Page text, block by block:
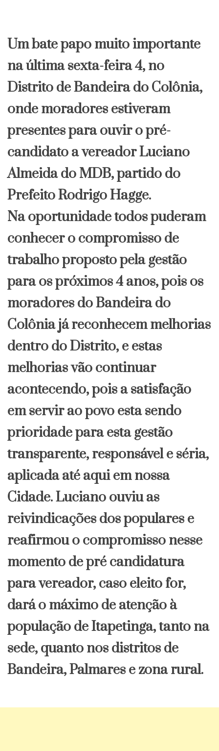
Um bate papo muito importante
na última sexta-feira 4, no
Distrito de Bandeira do Colônia,
onde moradores estiveram
presentes para ouvir o pré-
candidato a vereador Luciano
Almeida do MDB, partido do
Prefeito Rodrigo Hagge.
Na oportunidade todos puderam
conhecer o compromisso de
trabalho proposto pela gestão
para os próximos 4 anos, pois os
moradores do Bandeira do
Colônia já reconhecem melhorias
dentro do Distrito, e estas
melhorias vão continuar
acontecendo, pois a satisfação
em servir ao povo esta sendo
prioridade para esta gestão
transparente, responsável e séria,
aplicada até aqui em nossa
Cidade. Luciano ouviu as
reivindicações dos populares e
reafirmou o compromisso nesse
momento de pré candidatura
para vereador, caso eleito for,
dará o máximo de atenção à
população de Itapetinga, tanto na
sede, quanto nos distritos de
Bandeira, Palmares e zona rural.